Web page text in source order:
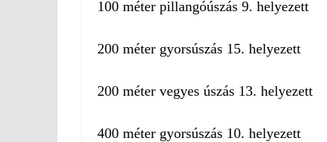
100 méter pillangóúszás 9. helyezett
200 méter gyorsúszás 15. helyezett
200 méter vegyes úszás 13. helyezett
400 méter gyorsúszás 10. helyezett